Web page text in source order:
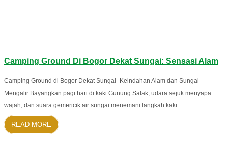
Camping Ground Di Bogor Dekat Sungai: Sensasi Alam
Camping Ground di Bogor Dekat Sungai- Keindahan Alam dan Sungai
Mengalir Bayangkan pagi hari di kaki Gunung Salak, udara sejuk menyapa
wajah, dan suara gemericik air sungai menemani langkah kaki
READ MORE